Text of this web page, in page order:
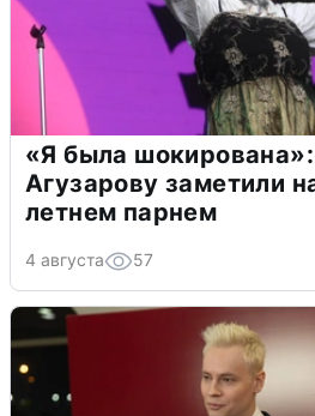
«Я была
Агузарову заметили
летнем парнем
4 августа 57